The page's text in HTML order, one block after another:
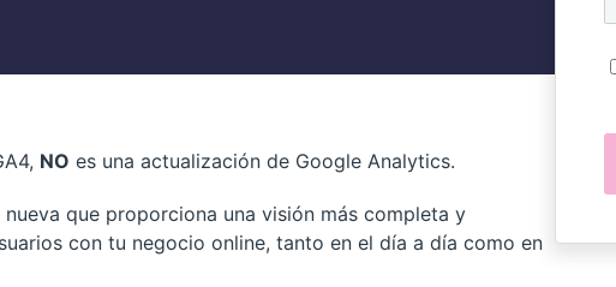
NO es una actualización de Google Analytics.
que proporciona una visión más completa y
con tu negocio online, tanto en el día a día como en